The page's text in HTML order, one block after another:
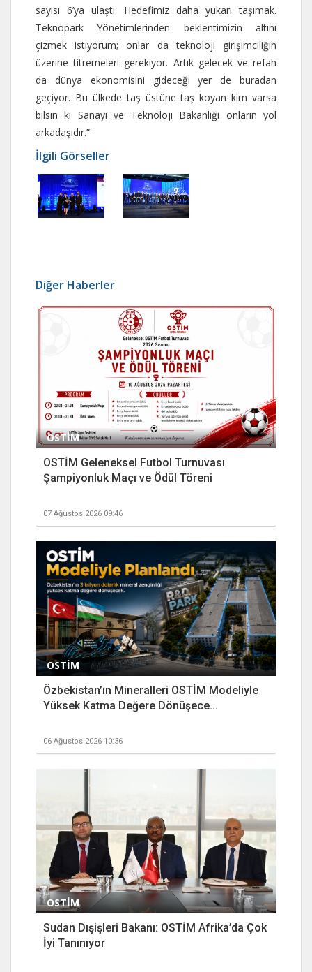
sayısı 6’ya ulaştı. Hedefimiz daha yukarı taşımak.
Teknopark Yönetimlerinden beklentimizin altını
çizmek istiyorum; onlar da teknoloji girişimciliğin
üzerine titremeleri gerekiyor. Artık gelecek ve refah
da dünya ekonomisini gideceği yer de buradan
geçiyor. Bu ülkede taş üstüne taş koyan kim varsa
bilsin ki Sanayi ve Teknoloji Bakanlığı onların yol
arkadaşıdır.”
İlgili Görseller
Diğer Haberler
OSTİM
OSTİM Geleneksel Futbol Turnuvası
Şampiyonluk Maçı ve Ödül Töreni
07 Ağustos 2026 09:46
OSTİM
Özbekistan’ın Mineralleri OSTİM Modeliyle
Yüksek Katma Değere Dönüşece...
06 Ağustos 2026 10:36
OSTİM
Sudan Dışişleri Bakanı: OSTİM Afrika’da Çok
İyi Tanınıyor